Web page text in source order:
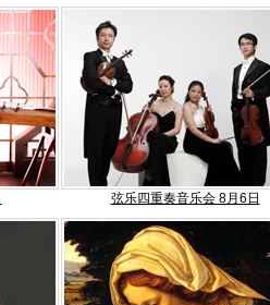
弦乐四重奏音乐会 8月6日